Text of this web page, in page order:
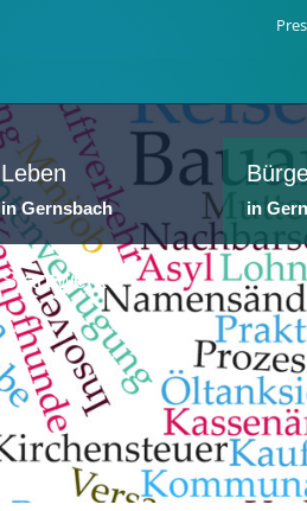
Leben
in Gernsbach in
Stadtwerke